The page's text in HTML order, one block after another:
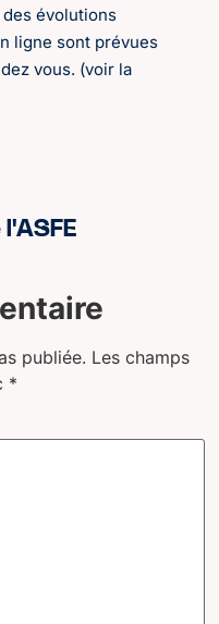
évolutions
ligne sont prévues
vous. (voir la
l'ASFE
publiée. Les champs
*